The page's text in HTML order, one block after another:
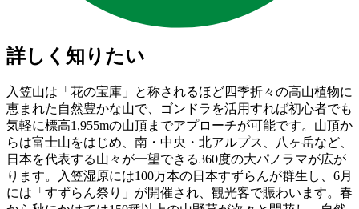
詳しく知りたい
入笠山は「花の宝庫」と称されるほど四季折々の高山植物に
恵まれた自然豊かな山で、ゴンドラを活用すれば初心者でも
気軽に標高1,955mの山頂までアプローチが可能です。山頂か
らは富士山をはじめ、南・中央・北アルプス、八ヶ岳など、
日本を代表する山々が一望できる360度の大パノラマが広が
ります。入笠湿原には100万本の日本すずらんが群生し、6月
には「すずらん祭り」が開催され、観光客で賑わいます。春